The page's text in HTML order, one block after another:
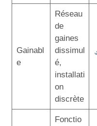
Gainabl
e
Réseau
de
gaines
dissimul
é,
installati
on
discrète
Fonctio